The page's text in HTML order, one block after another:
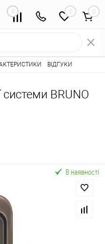
0 0
товарів ⭐ Розсувні системи
BRUNO
ВІДГУКИ
В наявності